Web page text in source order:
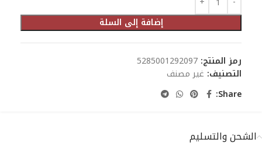
إضافة إلى السلة
رمز المنتج: 5285001292097
التصنيف: غير مصنف
Share:
الشحن والتسليم